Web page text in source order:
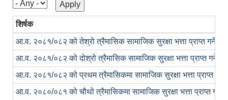
शिर्षक
आ.व. २०८१/०८२ को तेश्रो त्रैमासिक सामाजिक सुरक्षा भत्ता प्राप्त गर्ने
आ.व. २०८१/०८२ को दोश्रो त्रैमासिक सामाजिक सुरक्षा भत्ता प्राप्त गर्ने
आ.व. २०८१/०८२ को प्रथम त्रैमासिकमा सामाजिक सुरक्षा भत्ता प्राप्त गर्ने
आ.व. २०८०/०८१ को चौथो त्रैमासिकमा सामाजिक सुरक्षा भत्ता प्राप्त गर्ने